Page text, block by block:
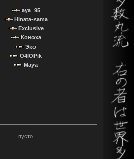
aya_95
Hinata-sama
Exclusive
Коноха
Эко
O4IOPik
Maya
пусто